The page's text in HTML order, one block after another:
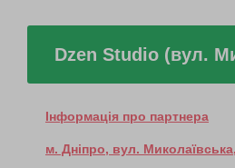
Dzen Studio (вул.
Інформація про партнера
м. Дніпро, вул.